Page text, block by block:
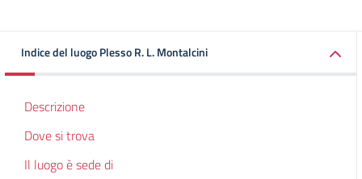
Indice del luogo Plesso R. L. Montalcini
Descrizione
Dove si trova
Il luogo è sede di